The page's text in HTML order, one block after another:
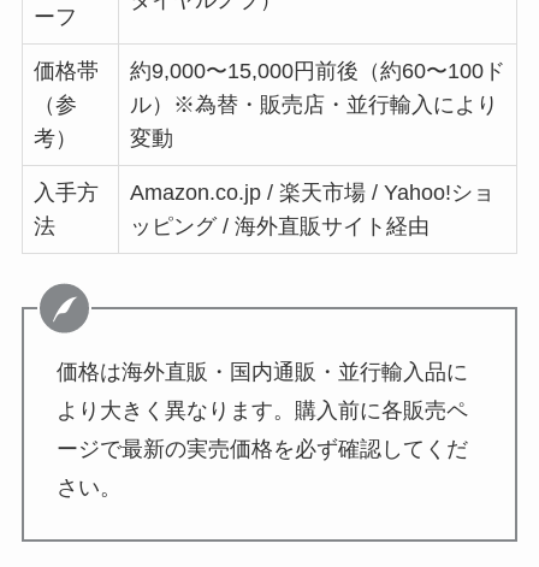
ーフ
価格帯
（参
考）
約9,000〜15,000円前後（約60〜100ド
ル）※為替・販売店・並行輸入により
変動
入手方
法
Amazon.co.jp / 楽天市場 / Yahoo!ショ
ッピング / 海外直販サイト経由
価格は海外直販・国内通販・並行輸入品に
より大きく異なります。購入前に各販売ペ
ージで最新の実売価格を必ず確認してくだ
さい。